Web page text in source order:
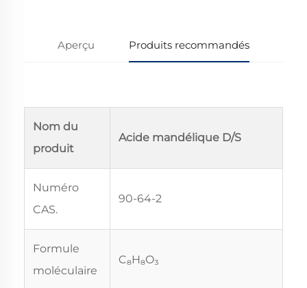
Aperçu Produits recommandés
Nom du
produit
Acide mandélique D/S
Numéro
CAS.
90-64-2
Formule
moléculaire
C₈H₈O₃